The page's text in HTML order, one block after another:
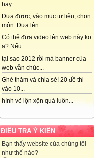
hay...
Đưa được, vào mục tư liệu, chọn
môn. Đưa lên...
Có thể đưa video lên web này ko
ạ? Nếu...
tại sao 2012 rồi mà banner của
web vẫn chúc...
Ghé thăm và chia sẻ! 20 đề thi
vào 10...
hình vẽ lộn xộn quá luôn...
ĐIỀU TRA Ý KIẾN
Bạn thấy website của chúng tôi
như thế nào?